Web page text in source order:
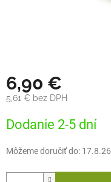
6,90 €
5,61 € bez DPH
cena:
Dodanie 2-5 dní
Môžeme doručiť do: 17.8.26